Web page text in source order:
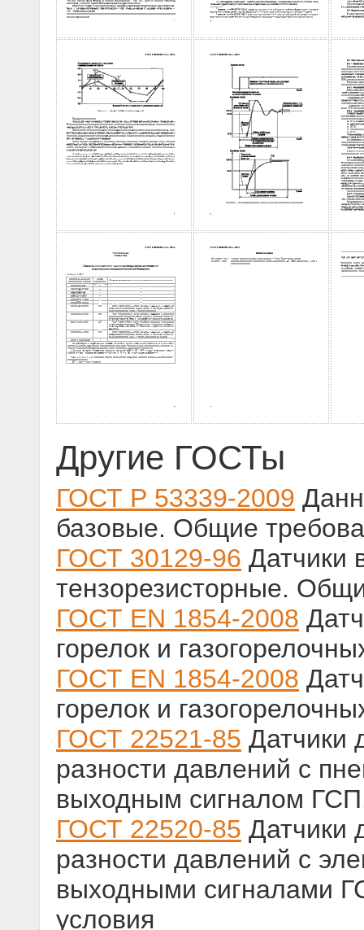
Другие ГОСТы
ГОСТ Р 53339-2009
базовые. Общие
ГОСТ 30129-96 Датчики
тензорезисторные.
ГОСТ ЕN 1854-2008
горелок и
ГОСТ EN 1854-2008
горелок и
ГОСТ 22521-85 Датчики
разности давлений с
выходным сигналом
ГОСТ 22520-85 Датчики
разности давлений с
выходными сигналами
условия